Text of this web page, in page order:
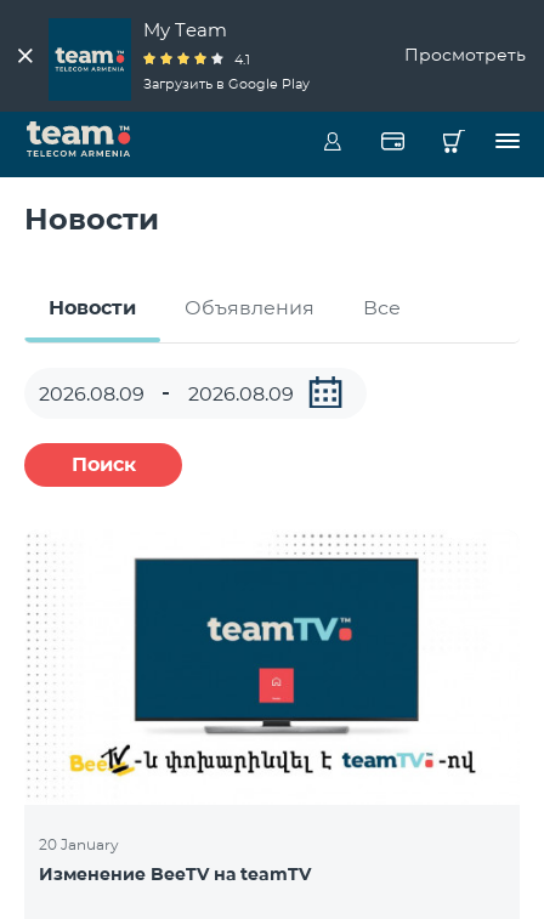
My Team
4.1
Загрузить в Google Play
Просмотреть
Новости
Новости Объявления Все
Поиск
20 January
Изменение BeeTV на teamTV